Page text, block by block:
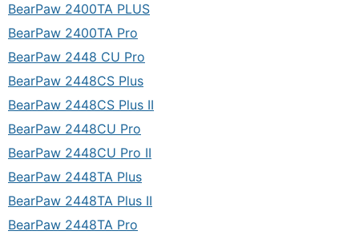
BearPaw 2400TA PLUS
BearPaw 2400TA Pro
BearPaw 2448 CU Pro
BearPaw 2448CS Plus
BearPaw 2448CS Plus II
BearPaw 2448CU Pro
BearPaw 2448CU Pro II
BearPaw 2448TA Plus
BearPaw 2448TA Plus II
BearPaw 2448TA Pro